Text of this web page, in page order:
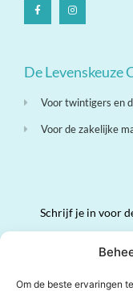
Om de beste ervaringen
De Levenskeuze
Voor twintigers en
Voor de zakelijke
Schrijf je in voor